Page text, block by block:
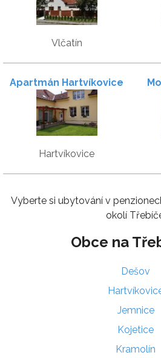
Vlčatín
Apartmán Hartvíkovice
Hartvíkovice
Vyberte si ubytování v
okolí
Obce na
Dešov
Jemnice
Kojetice
Kramolín